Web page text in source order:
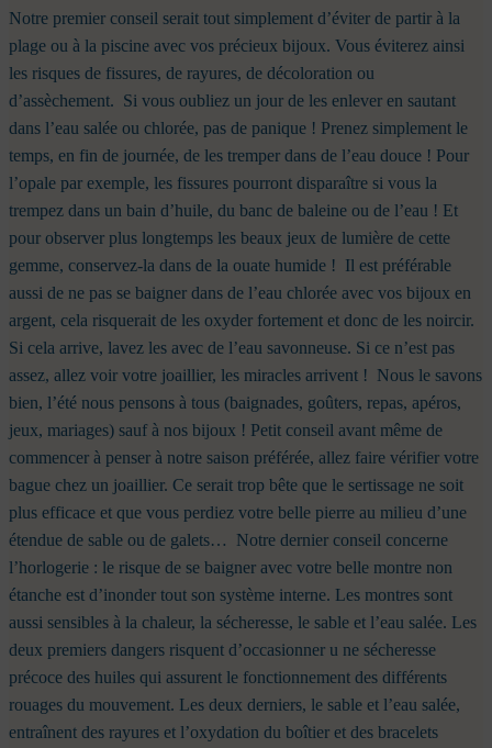
Notre premier conseil serait tout simplement d’éviter de partir à la
plage ou à la piscine avec vos précieux bijoux. Vous éviterez ainsi
les risques de fissures, de rayures, de décoloration ou
d’assèchement. Si vous oubliez un jour de les enlever en sautant
dans l’eau salée ou chlorée, pas de panique ! Prenez simplement le
temps, en fin de journée, de les tremper dans de l’eau douce ! Pour
l’opale par exemple, les fissures pourront disparaître si vous la
trempez dans un bain d’huile, du banc de baleine ou de l’eau ! Et
pour observer plus longtemps les beaux jeux de lumière de cette
gemme, conservez-la dans de la ouate humide ! Il est préférable
aussi de ne pas se baigner dans de l’eau chlorée avec vos bijoux en
argent, cela risquerait de les oxyder fortement et donc de les noircir.
Si cela arrive, lavez les avec de l’eau savonneuse. Si ce n’est pas
assez, allez voir votre joaillier, les miracles arrivent ! Nous le savons
bien, l’été nous pensons à tous (baignades, goûters, repas, apéros,
jeux, mariages) sauf à nos bijoux ! Petit conseil avant même de
commencer à penser à notre saison préférée, allez faire vérifier votre
bague chez un joaillier. Ce serait trop bête que le sertissage ne soit
plus efficace et que vous perdiez votre belle pierre au milieu d’une
étendue de sable ou de galets…
Notre dernier conseil concerne
l’horlogerie : le risque de se baigner avec votre belle montre non
étanche est d’inonder tout son système interne. Les montres sont
aussi sensibles à la chaleur, la sécheresse, le sable et l’eau salée. Les
deux premiers dangers risquent d’occasionner u ne sécheresse
précoce des huiles qui assurent le fonctionnement des différents
rouages du mouvement. Les deux derniers, le sable et l’eau salée,
entraînent des rayures et l’oxydation du boîtier et des bracelets